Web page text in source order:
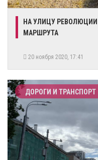
НА УЛИЦУ
МАРШРУТА
20 ноября 2020, 17:41
ДОРОГИ И ТРАНСПОРТ